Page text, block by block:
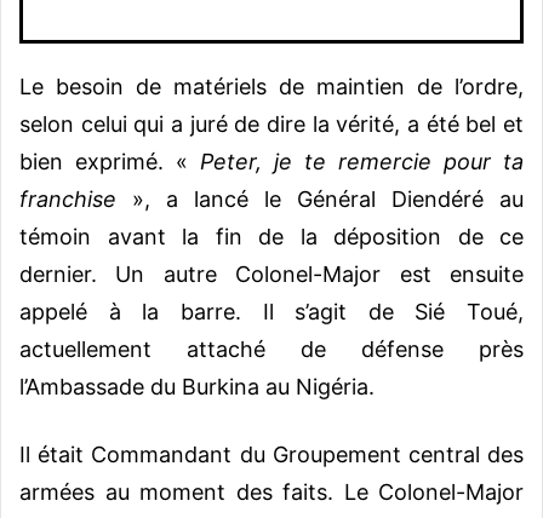
Le besoin de matériels de maintien de l’ordre,
selon celui qui a juré de dire la vérité, a été bel et
bien exprimé. « Peter, je te remercie pour ta
franchise », a lancé le Général Diendéré au
témoin avant la fin de la déposition de ce
dernier. Un autre Colonel-Major est ensuite
appelé à la barre. Il s’agit de Sié Toué,
actuellement attaché de défense près
l’Ambassade du Burkina au Nigéria.
Il était Commandant du Groupement central des
armées au moment des faits. Le Colonel-Major